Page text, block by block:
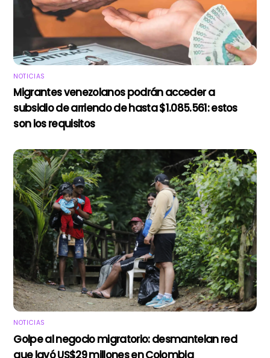
NOTICIAS
Migrantes venezolanos podrán acceder a
subsidio de arriendo de hasta $1.085.561: estos
son los requisitos
NOTICIAS
Golpe al negocio migratorio: desmantelan red
que lavó US$29 millones en Colombia